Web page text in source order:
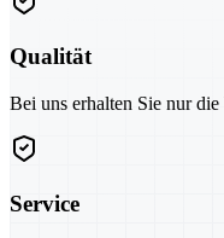
Qualität
Bei uns erhalten Sie nur
Service